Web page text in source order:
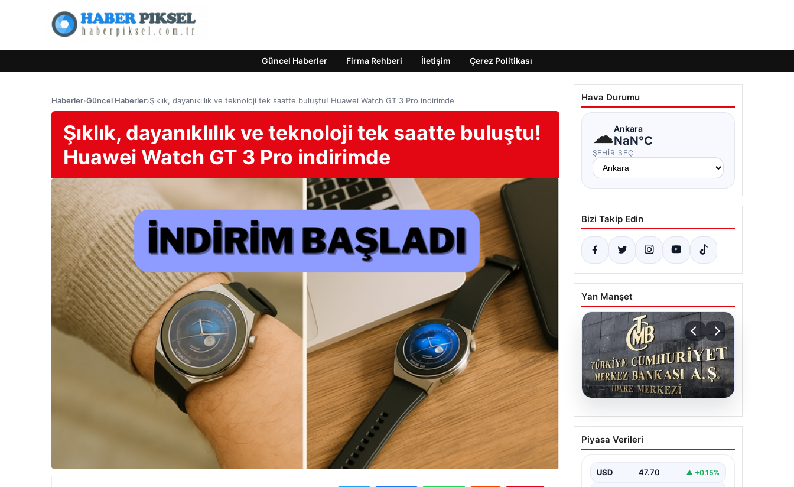
Güncel Haberler Firma Rehberi İletişim Çerez Politikası
Haberler›Güncel Haberler›Şıklık, dayanıklılık ve teknoloji tek saatte buluştu! Huawei Watch GT 3 Pro indirimde
Şıklık, dayanıklılık ve teknoloji tek saatte buluştu!
Huawei Watch GT 3 Pro indirimde
Hava Durumu
☁Ankara
NaN°C
ŞEHIR SEÇ
Bizi Takip Edin
Yan Manşet
06.08.2026
Merkez Bankası faiz
kararı ne zaman?
faiz beklentisi belli oldu
Piyasa Verileri
USD 47.70 ▲ +0.15%